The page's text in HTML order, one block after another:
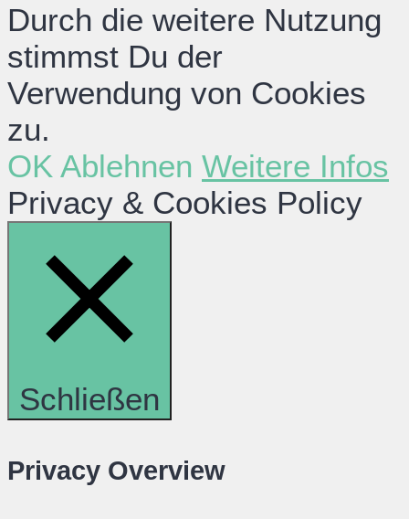
Durch die weitere Nutzung
stimmst Du der
Verwendung von Cookies
zu.
OK Ablehnen Weitere Infos
Privacy & Cookies Policy
Schließen
Privacy Overview